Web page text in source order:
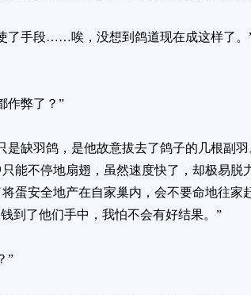
了手段……唉，没想到鸽道现在成这样了。
作弊了？”
缺羽鸽，是他故意拔去了鸽子的几根副
能不停地扇翅，虽然速度快了，却极易脱
蛋安全地产在自家巢内，会不要命地往家
到了他们手中，我怕不会有好结果。”
”